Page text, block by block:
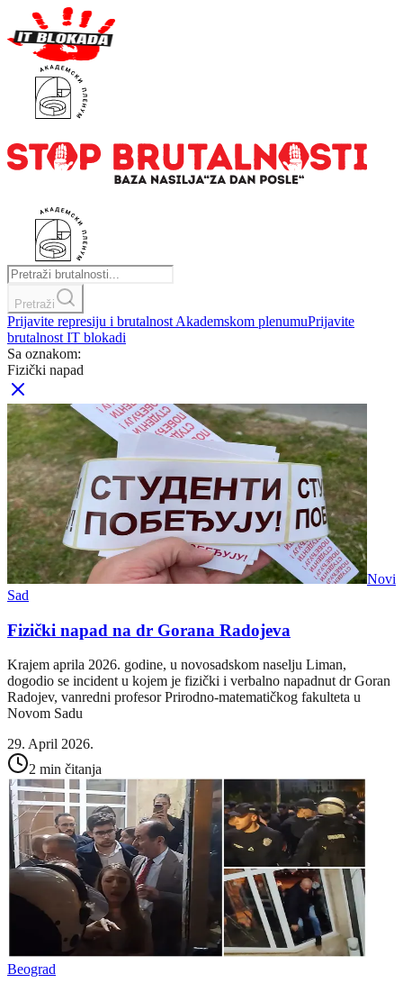
Pretraži
Prijavite represiju i brutalnost Akademskom plenumuPrijavite
brutalnost IT blokadi
Sa oznakom:
Fizički napad
Novi
Sad
Fizički napad na dr Gorana Radojeva
Krajem aprila 2026. godine, u novosadskom naselju Liman,
dogodio se incident u kojem je fizički i verbalno napadnut dr Goran
Radojev, vanredni profesor Prirodno-matematičkog fakulteta u
Novom Sadu
29. April 2026.
2 min čitanja
Beograd